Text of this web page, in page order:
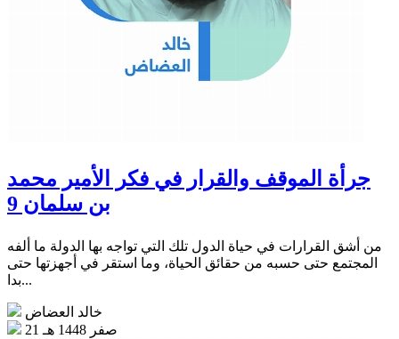
جرأة الموقف والقرار في فكر الأمير محمد
بن سلمان 9
من أشق القرارات في حياة الدول تلك التي تواجه بها الدولة ما ألفه
المجتمع حتى حسبه من حقائق الحياة، وما استقر في أجهزتها حتى
بدا...
خالد العضاض
21 صفر 1448 هـ